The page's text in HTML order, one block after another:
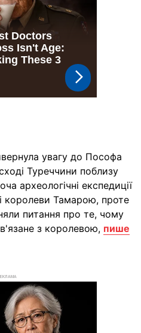
увагу до Пософа
Туреччини поблизу
археологічні експедиції
королеви Тамарою, проте
питання про те, чому
з королевою, пише